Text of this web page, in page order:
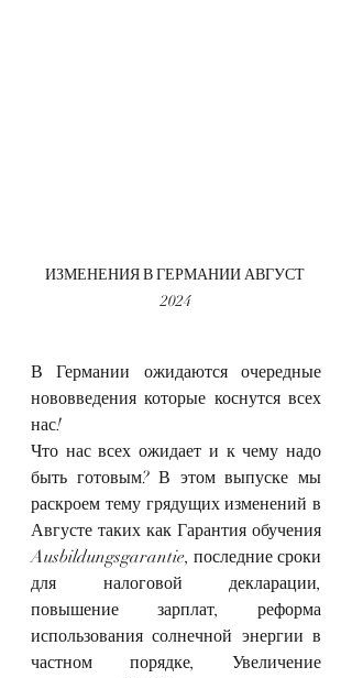
ИЗМЕНЕНИЯ В ГЕРМАНИИ АВГУСТ
2024
В Германии ожидаются очередные
нововведения которые коснутся всех
нас!
Что нас всех ожидает и к чему надо
быть готовым? В этом выпуске мы
раскроем тему грядущих изменений в
Августе таких как Гарантия обучения
Ausbildungsgarantie, последние сроки
для налоговой декларации,
повышение зарплат, реформа
использования солнечной энергии в
частном порядке, Увеличение